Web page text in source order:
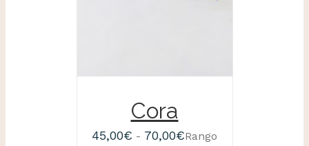
Cora
45,00€ - 70,00€Rango